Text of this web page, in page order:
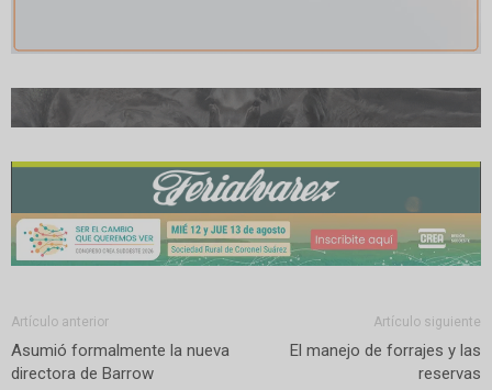
Artículo anterior
Asumió formalmente la nueva
directora de Barrow
Artículo siguiente
El manejo de forrajes y las
reservas